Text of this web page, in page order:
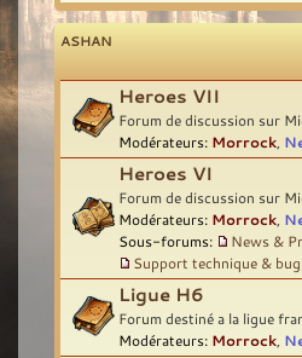
ASHAN
Heroes VII
Forum de discussion sur
Modérateurs: Morrock
Heroes VI
Forum de discussion sur
Modérateurs: Morrock
Sous-forums:
News &
Support technique &
Ligue H6
Forum destiné a la ligue
Modérateurs: Morrock